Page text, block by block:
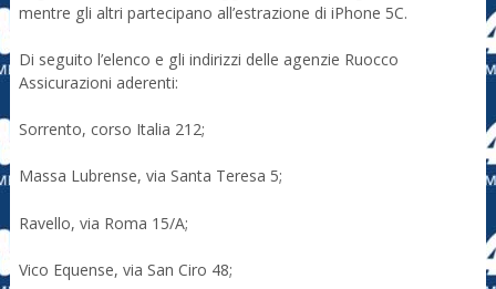
mentre gli altri partecipano all’estrazione di iPhone 5C.
Di seguito l’elenco e gli indirizzi delle agenzie Ruocco
Assicurazioni aderenti:
Sorrento, corso Italia 212;
Massa Lubrense, via Santa Teresa 5;
Ravello, via Roma 15/A;
Vico Equense, via San Ciro 48;